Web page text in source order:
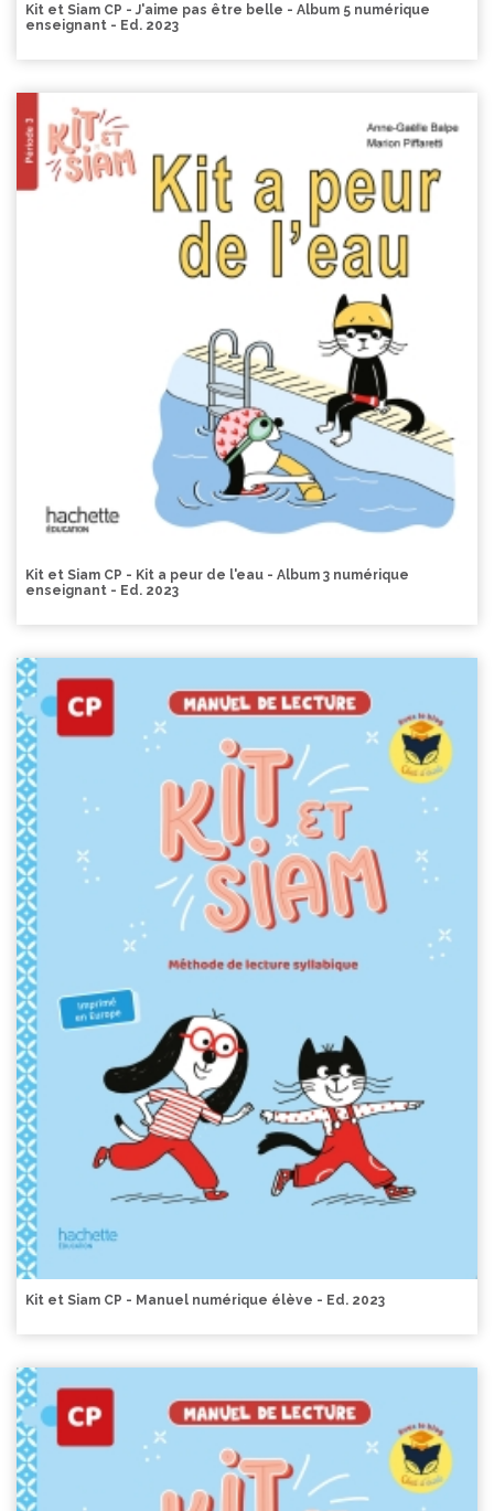
Kit et Siam CP - J'aime pas être belle - Album 5 numérique
enseignant - Ed. 2023
Kit et Siam CP - Kit a peur de l'eau - Album 3 numérique
enseignant - Ed. 2023
Kit et Siam CP - Manuel numérique élève - Ed. 2023